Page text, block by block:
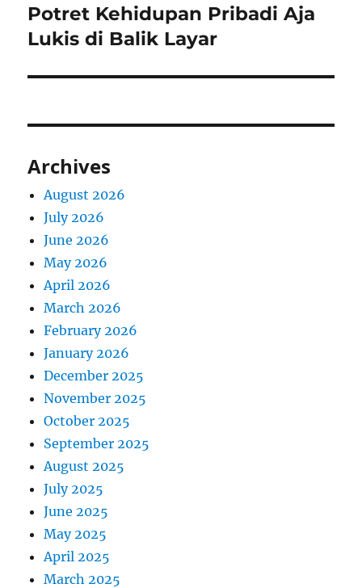
Next
post:
Potret Kehidupan Pribadi Aja
Lukis di Balik Layar
Archives
August 2026
July 2026
June 2026
May 2026
April 2026
March 2026
February 2026
January 2026
December 2025
November 2025
October 2025
September 2025
August 2025
July 2025
June 2025
May 2025
April 2025
March 2025